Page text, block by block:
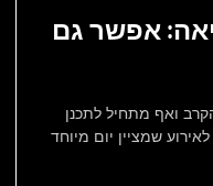
אפשר גם
ואף מתחיל לתכנן
שמציין יום מיוחד